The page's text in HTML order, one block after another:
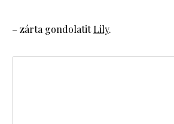
– zárta gondolatitLily.